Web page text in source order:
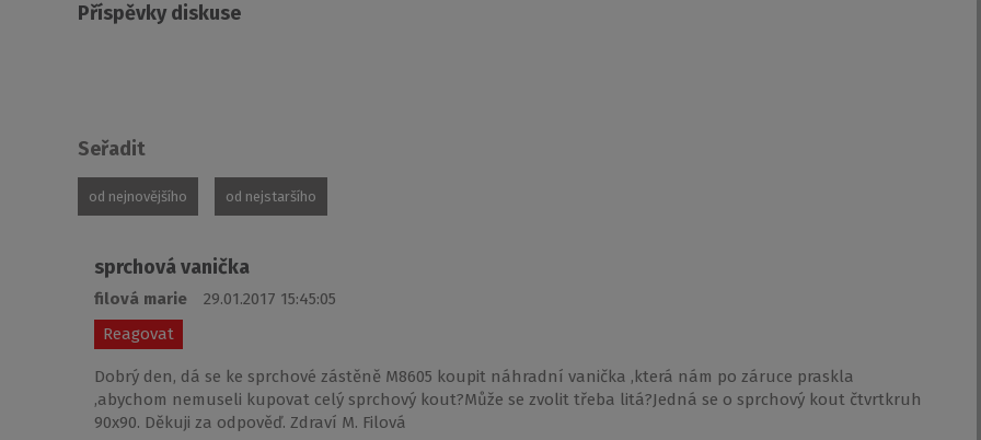
Příspěvky diskuse
Seřadit
od nejnovějšího od nejstaršího
sprchová vanička
filová marie
29.01.2017 15:45:05
Reagovat
Dobrý den, dá se ke sprchové zástěně M8605 koupit náhradní vanička ,která nám po záruce praskla
,abychom nemuseli kupovat celý sprchový kout?Může se zvolit třeba litá?Jedná se o sprchový kout čtvrtkruh
90x90. Děkuji za odpověď. Zdraví M. Filová